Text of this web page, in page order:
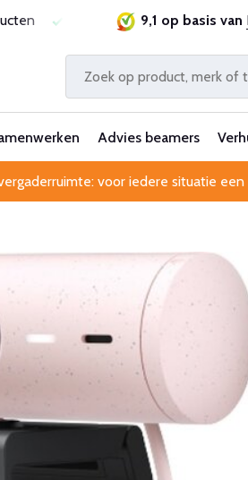
Laagste prijsgarantie
9,1 op basis van
Advies beamers
voor iedere situatie een